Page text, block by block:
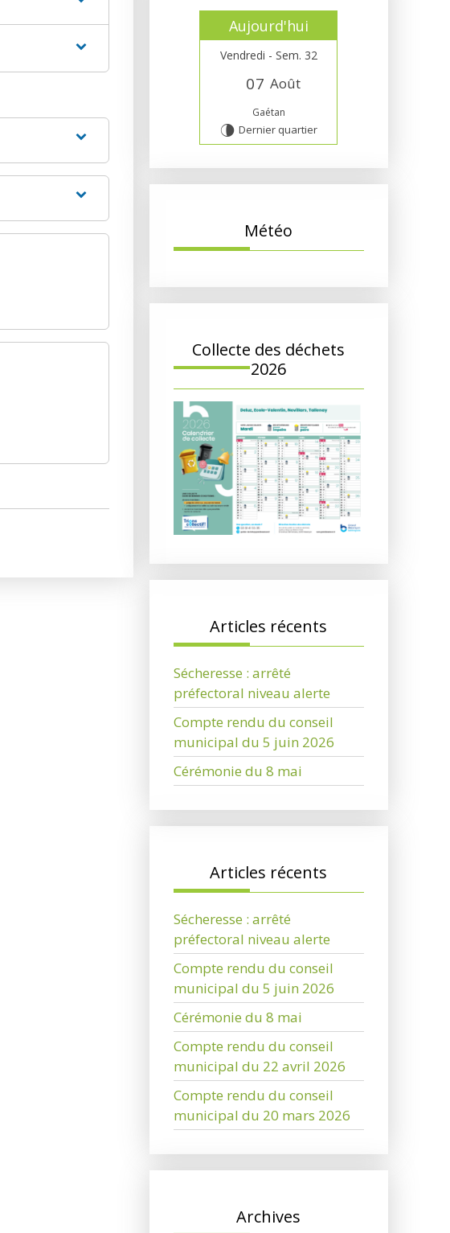
Aujourd'hui
Vendredi - Sem. 32
07 Août
Gaétan
U Dernier quartier
Météo
Collecte des déchets
2026
Articles récents
Sécheresse : arrêté
préfectoral niveau alerte
Compte rendu du conseil
municipal du 5 juin 2026
Cérémonie du 8 mai
Articles récents
Sécheresse : arrêté
préfectoral niveau alerte
Compte rendu du conseil
municipal du 5 juin 2026
Cérémonie du 8 mai
Compte rendu du conseil
municipal du 22 avril 2026
Compte rendu du conseil
municipal du 20 mars 2026
Archives